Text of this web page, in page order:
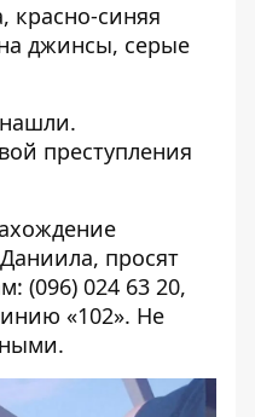
красно-синяя
джинсы, серые
преступления
просят
(096) 024 63 20,
«102». Не